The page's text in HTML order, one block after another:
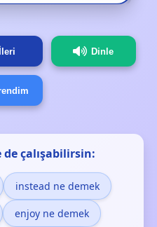
Dinle
çalışabilirsin:
instead ne demek
enjoy ne demek